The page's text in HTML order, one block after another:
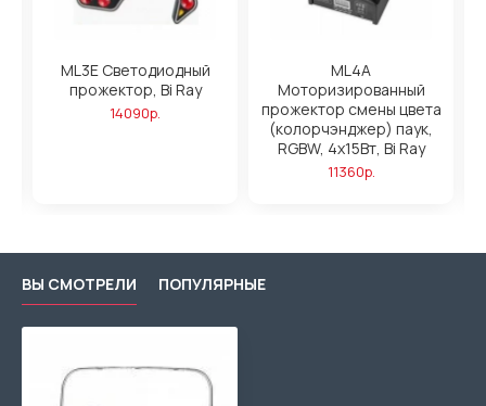
ML3E Светодиодный
прожектор, Bi Ray
14090р.
ML4A
Моторизированный
прожектор смены цвета
(колорчэнджер) паук,
RGBW, 4х15Вт, Bi Ray
11360р.
ВЫ СМОТРЕЛИ ПОПУЛЯРНЫЕ